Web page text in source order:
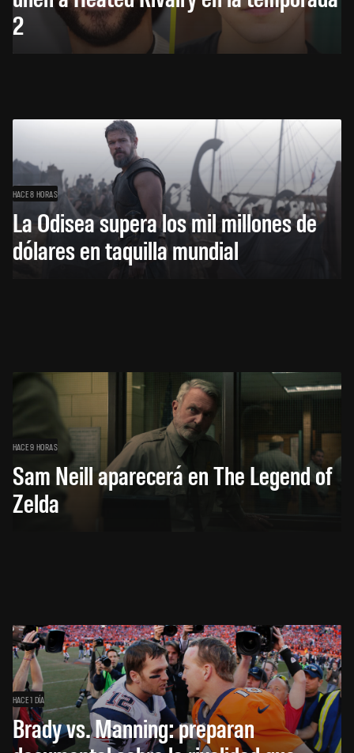
2
HACE 8 HORAS
La Odisea supera los mil millones de
dólares en taquilla mundial
HACE 9 HORAS
Sam Neill aparecerá en The Legend of
Zelda
HACE 1 DÍA
Brady vs. Manning: preparan